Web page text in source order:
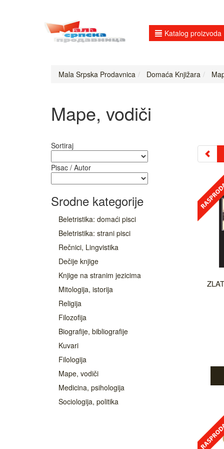
Katalog proizvoda
Mala Srpska Prodavnica Domaća Knjižara
Mape, vodiči
Sortiraj
Pisac / Autor
Srodne kategorije
Beletristika: domaći pisci
Beletristika: strani pisci
Rečnici, Lingvistika
Dečije knjige
Knjige na stranim jezicima
Mitologija, istorija
Religija
Filozofija
Biografije, bibliografije
Kuvari
Filologija
Mape, vodiči
Medicina, psihologija
Sociologija, politika